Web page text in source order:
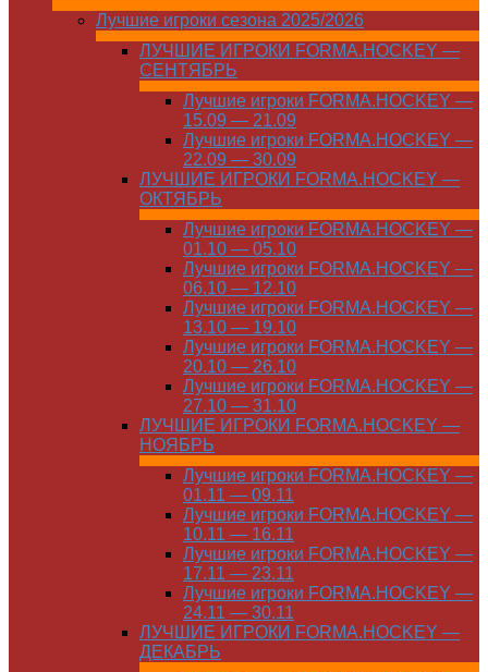
Лучшие игроки сезона 2025/2026
ЛУЧШИЕ ИГРОКИ FORMA.HOCKEY —
СЕНТЯБРЬ
Лучшие игроки FORMA.HOCKEY —
15.09 — 21.09
Лучшие игроки FORMA.HOCKEY —
22.09 — 30.09
ЛУЧШИЕ ИГРОКИ FORMA.HOCKEY —
ОКТЯБРЬ
Лучшие игроки FORMA.HOCKEY —
01.10 — 05.10
Лучшие игроки FORMA.HOCKEY —
06.10 — 12.10
Лучшие игроки FORMA.HOCKEY —
13.10 — 19.10
Лучшие игроки FORMA.HOCKEY —
20.10 — 26.10
Лучшие игроки FORMA.HOCKEY —
27.10 — 31.10
ЛУЧШИЕ ИГРОКИ FORMA.HOCKEY —
НОЯБРЬ
Лучшие игроки FORMA.HOCKEY —
01.11 — 09.11
Лучшие игроки FORMA.HOCKEY —
10.11 — 16.11
Лучшие игроки FORMA.HOCKEY —
17.11 — 23.11
Лучшие игроки FORMA.HOCKEY —
24.11 — 30.11
ЛУЧШИЕ ИГРОКИ FORMA.HOCKEY —
ДЕКАБРЬ